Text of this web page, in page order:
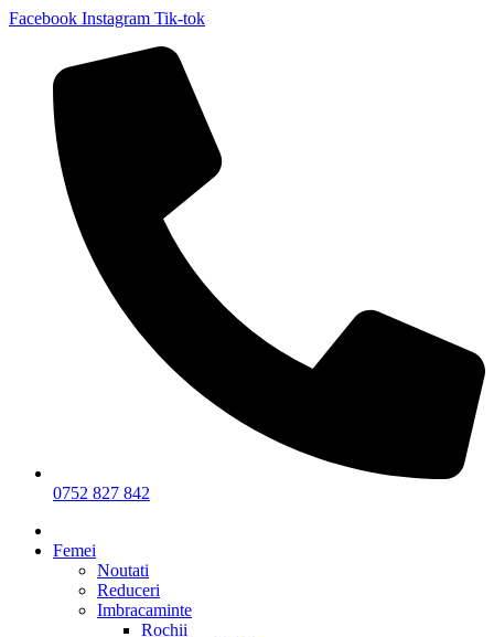
Facebook Instagram Tik-tok
0752 827 842
Femei
Noutati
Reduceri
Imbracaminte
Rochii